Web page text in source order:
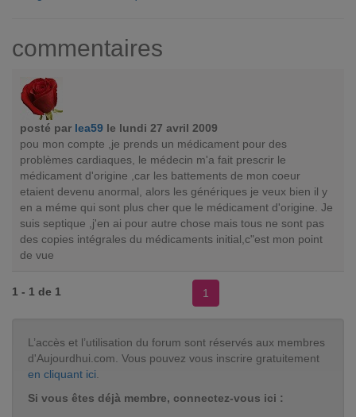
commentaires
posté par lea59 le lundi 27 avril 2009
pou mon compte ,je prends un médicament pour des
problèmes cardiaques, le médecin m'a fait prescrir le
médicament d'origine ,car les battements de mon coeur
etaient devenu anormal, alors les génériques je veux bien il y
en a méme qui sont plus cher que le médicament d'origine. Je
suis septique ,j'en ai pour autre chose mais tous ne sont pas
des copies intégrales du médicaments initial,c"est mon point
de vue
1 - 1 de 1 1
L’accès et l’utilisation du forum sont réservés aux membres
d'Aujourdhui.com. Vous pouvez vous inscrire gratuitement
en cliquant ici.
Si vous êtes déjà membre, connectez-vous ici :